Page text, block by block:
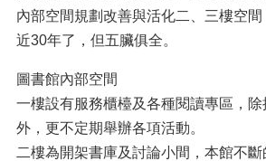
內部空間規劃改善與活化二、三樓空
近30年了，但五臟俱全。
圖書館內部空間
一樓設有服務櫃檯及各種閱讀專區，
外，更不定期舉辦各項活動。
二樓為開架書庫及討論小間，本館不